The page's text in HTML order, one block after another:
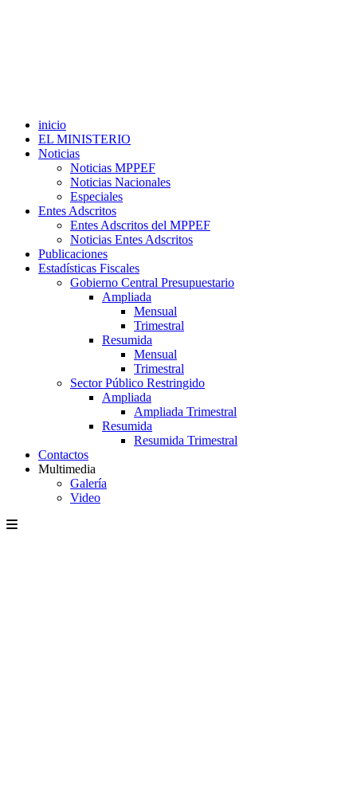
inicio
EL MINISTERIO
Noticias
Noticias MPPEF
Noticias Nacionales
Especiales
Entes Adscritos
Entes Adscritos del MPPEF
Noticias Entes Adscritos
Publicaciones
Estadísticas Fiscales
Gobierno Central Presupuestario
Ampliada
Mensual
Trimestral
Resumida
Mensual
Trimestral
Sector Público Restringido
Ampliada
Ampliada Trimestral
Resumida
Resumida Trimestral
Contactos
Multimedia
Galería
Video